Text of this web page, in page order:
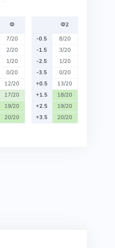
Ф
7/20
2/20
1/20
0/20
12/20
17/20
19/20
20/20
Ф2
-0.5
8/20
-1.5
3/20
-2.5
1/20
-3.5
0/20
+0.5
13/20
+1.5
18/20
+2.5
19/20
+3.5
20/20